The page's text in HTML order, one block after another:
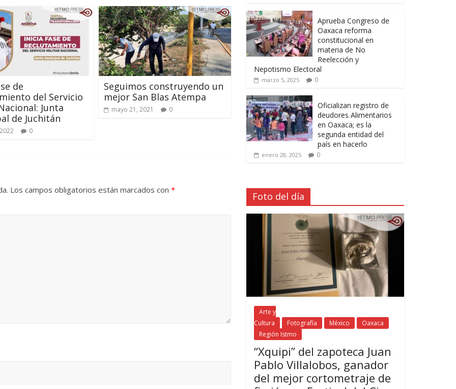
de
del Servicio
Junta
de Juchitán
0
Seguimos construyendo un
mejor San Blas Atempa
mayo 21, 2021 0
Los campos obligatorios están marcados con *
Aprueba Congreso de
Oaxaca reforma
constitucional en
materia de No
Reelección y
Nepotismo Electoral
marzo 5, 2025 0
Oficializan registro de
deudores Alimentarios
en Oaxaca; es la
segunda entidad del
país en hacerlo
enero 28, 2025 0
Foto del día
Arte y
Cultura
Fotografía México
Oaxaca
Región Istmo
“Xquipi” del zapoteca Juan
Pablo Villalobos, ganador
del mejor cortometraje de